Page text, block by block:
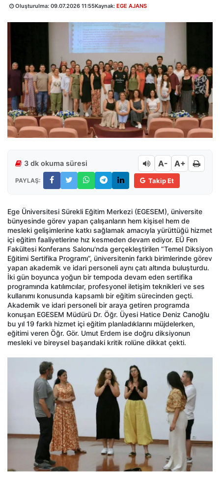
Oluşturulma: 09.07.2026 11:55Kaynak: EGE AJANS
3 dk okuma süresi A- A+
PAYLAŞ: Takip Et
Ege Üniversitesi Sürekli Eğitim Merkezi (EGESEM), üniversite
bünyesinde görev yapan çalışanların hem kişisel hem de
mesleki gelişimlerine katkı sağlamak amacıyla yürüttüğü hizmet
içi eğitim faaliyetlerine hız kesmeden devam ediyor. EÜ Fen
Fakültesi Konferans Salonu'nda gerçekleştirilen “Temel Diksiyon
Eğitimi Sertifika Programı”, üniversitenin farklı birimlerinde görev
yapan akademik ve idari personeli aynı çatı altında buluşturdu.
İki gün boyunca yoğun bir tempoda devam eden sertifika
programında katılımcılar, profesyonel iletişim teknikleri ve ses
kullanımı konusunda kapsamlı bir eğitim sürecinden geçti.
Akademik ve idari personeli bir araya getiren programda
konuşan EGESEM Müdürü Dr. Öğr. Üyesi Hatice Deniz Canoğlu
bu yıl 19 farklı hizmet içi eğitim planladıklarını müjdelerken,
eğitimi veren Öğr. Gör. Umut Erdem ise doğru diksiyonun
mesleki ve bireysel başarıdaki kritik rolüne dikkat çekti.